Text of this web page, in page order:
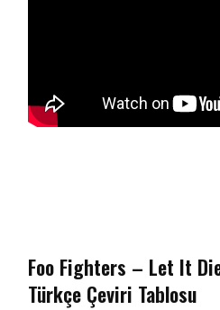
Foo Fighters – Let It
Türkçe Çeviri Tablosu